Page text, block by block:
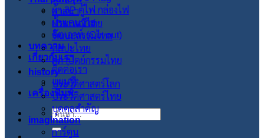
ผ้า 3P ตู้ไฟ กล่องไฟ
ผ้าแคนวาส
คัตเอาท์ (Cut out)
บทความ
เกี่ยวกับเรา
ติดต่อเรา
แผนที่
เครื่องพิมพ์
ค้นหา:
ศาสนา
ประเพณีไทย
วัฒนะธรรมไทย
ศิลปะไทย
สภาปัตย์กรรมไทย
history
ประวัติศาสตร์โลก
ประวัติศาสตร์ไทย
บุคคลสำคัญ
imagination
การ์ตูน